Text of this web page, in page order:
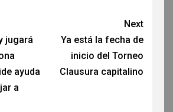
jugará
ayuda
a
Next
Ya está la fecha de
inicio del Torneo
Clausura capitalino